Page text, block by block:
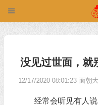
没见过世面，就
12/17/2020 08:01:23 面朝
经常会听见有人